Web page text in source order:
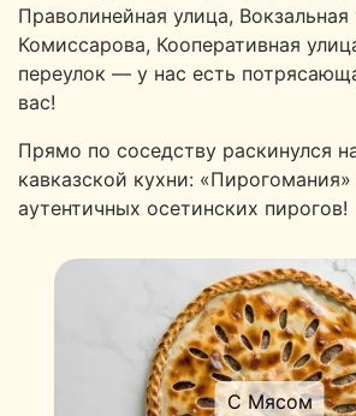
Праволинейная улица, Вокзальная
Комиссарова, Кооперативная
переулок — у нас есть
вас!
Прямо по соседству раскинулся
кавказской кухни:
аутентичных осетинских пирогов!
С Мясом